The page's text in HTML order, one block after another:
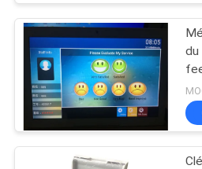
CONTRÔLE
QUALITÉ
CONTACTEZ-
NOUS
Système de
d'hôpital
du